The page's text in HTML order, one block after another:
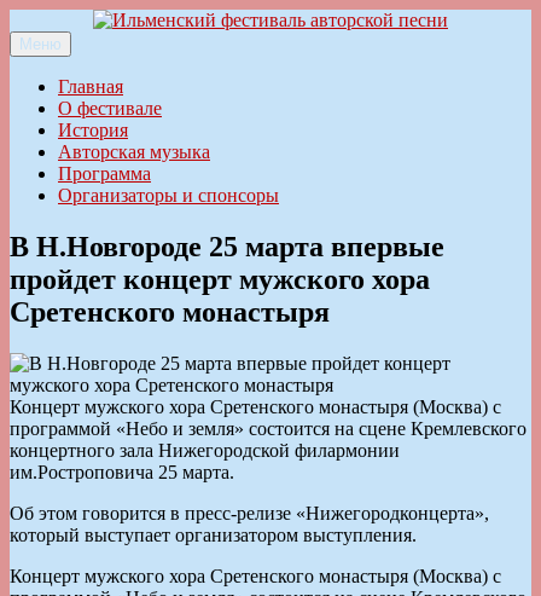
к
содержимому
Ильменский фестиваль авторской песни
Меню
Главная
О фестивале
История
Авторская музыка
Программа
Организаторы и спонсоры
В Н.Новгороде 25 марта впервые
пройдет концерт мужского хора
Сретенского монастыря
Концерт мужского хора Сретенского монастыря (Москва) с
программой «Небо и земля» состоится на сцене Кремлевского
концертного зала Нижегородской филармонии
им.Ростроповича 25 марта.
Об этом говорится в пресс-релизе «Нижегородконцерта»,
который выступает организатором выступления.
Концерт мужского хора Сретенского монастыря (Москва) с